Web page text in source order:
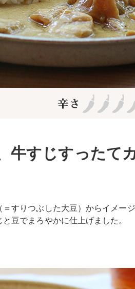
牛すじすったて
すりつぶした大豆）からイメージ
豆でまろやかに仕上げました。